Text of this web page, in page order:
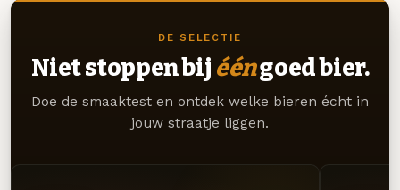
DE SELECTIE
Niet stoppen bij ééngoed bier.
Doe de smaaktest en ontdek welke bieren écht in
jouw straatje liggen.